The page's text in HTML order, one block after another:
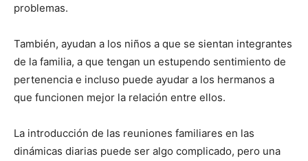
problemas.
También, ayudan a los niños a que se sientan integrantes
de la familia, a que tengan un estupendo sentimiento de
pertenencia e incluso puede ayudar a los hermanos a
que funcionen mejor la relación entre ellos.
La introducción de las reuniones familiares en las
dinámicas diarias puede ser algo complicado, pero una